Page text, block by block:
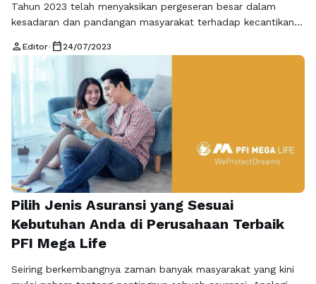
Tahun 2023 telah menyaksikan pergeseran besar dalam
kesadaran dan pandangan masyarakat terhadap kecantikan
diri dengan perempuan semakin pudar, dan para pria semakin
terbuka untuk menjalani gaya hidup yang lebih sehat dan
berfokus pada perawatan diri mereka. Artikel ini akan
mengeksplorasi perubahan gaya hidup dan tren perawatan
diri …
Baca Selengkapnya
person Editor• calendar_today 24/07/2023
Pilih Jenis Asuransi yang Sesuai
Kebutuhan Anda di Perusahaan Terbaik
PFI Mega Life
Seiring berkembangnya zaman banyak masyarakat yang kini